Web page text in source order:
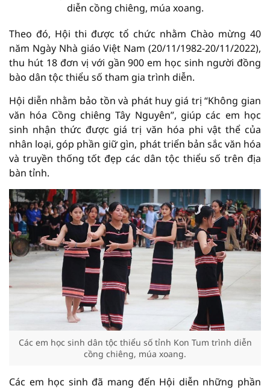
diễn cồng chiêng, múa xoang.
Theo đó, Hội thi được tổ chức nhằm Chào mừng 40
năm Ngày Nhà giáo Việt Nam (20/11/1982-20/11/2022),
thu hút 18 đơn vị với gần 900 em học sinh người đồng
bào dân tộc thiểu số tham gia trình diễn.
Hội diễn nhằm bảo tồn và phát huy giá trị “Không gian
văn hóa Cồng chiêng Tây Nguyên”, giúp các em học
sinh nhận thức được giá trị văn hóa phi vật thể của
nhân loại, góp phần giữ gìn, phát triển bản sắc văn hóa
và truyền thống tốt đẹp các dân tộc thiểu số trên địa
bàn tỉnh.
Các em học sinh dân tộc thiểu số tỉnh Kon Tum trình diễn
cồng chiêng, múa xoang.
Các em học sinh đã mang đến Hội diễn những phần